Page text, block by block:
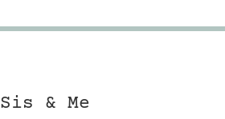
Sis & Me